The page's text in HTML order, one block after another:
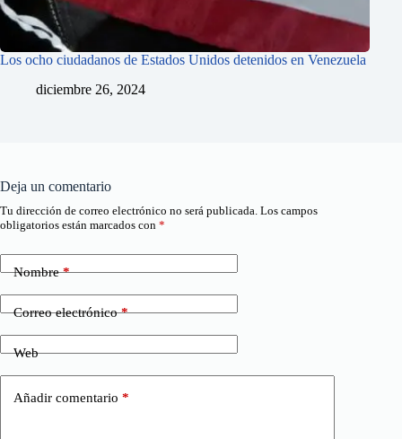
Los ocho ciudadanos de Estados Unidos detenidos en Venezuela
diciembre 26, 2024
Deja un comentario
Tu dirección de correo electrónico no será publicada. Los campos
obligatorios están marcados con *
Nombre*
Correo electrónico*
Web
Añadir comentario *